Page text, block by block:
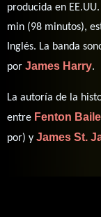
producida en
min (98 minutos),
Inglés. La banda
por James Harry.
La autoría de la
entre Fenton
por) y James St.